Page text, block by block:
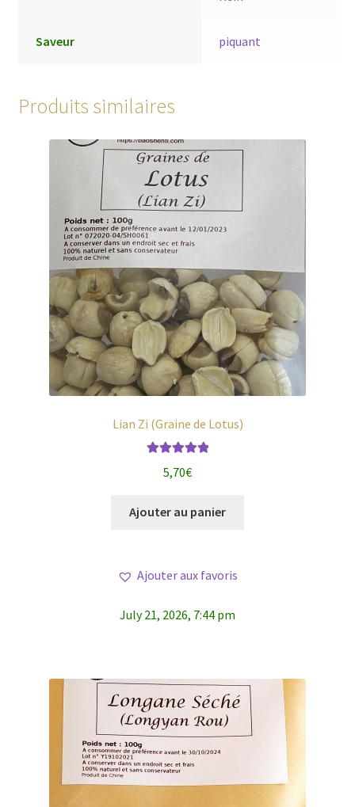
Saveur piquant
Produits similaires
Lian Zi (Graine de Lotus)
5,70€
Ajouter au panier
Ajouter aux favoris
July 21, 2026, 7:44 pm